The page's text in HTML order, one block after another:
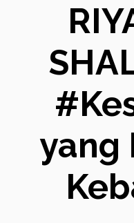
yang